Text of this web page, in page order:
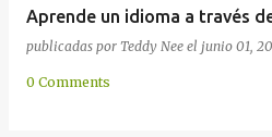
Aprende un idioma a través
publicadas por Teddy Nee el junio 01,
0 Comments